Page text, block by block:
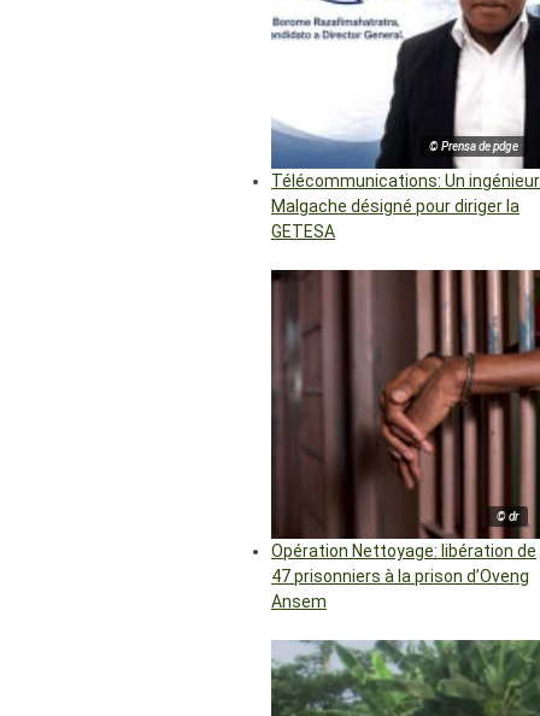
© Prensa de pdge
Télécommunications: Un ingénieur
Malgache désigné pour diriger la
GETESA
© dr
Opération Nettoyage: libération de
47 prisonniers à la prison d’Oveng
Ansem